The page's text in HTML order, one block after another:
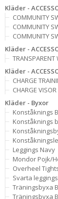
Kläder -
COMMUNITY
COMMUNITY
COMMUNITY
Kläder -
TRANSPARENT
Kläder -
CHARGE
CHARGE VISOR
Kläder - Byxor
Konståknings
Konståknings
Leggings Navy
Mondor Pojk/
Overheel
Svarta
Träningsbyxa
Träningsbyxa